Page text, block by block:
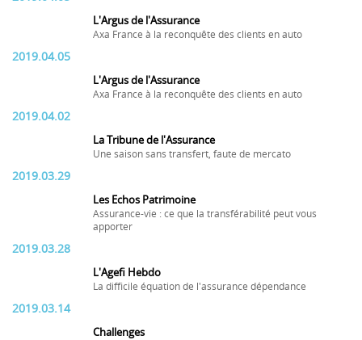
L'Argus de l'Assurance
Axa France à la reconquête des clients en auto
2019.04.05
L'Argus de l'Assurance
Axa France à la reconquête des clients en auto
2019.04.02
La Tribune de l'Assurance
Une saison sans transfert, faute de mercato
2019.03.29
Les Echos Patrimoine
Assurance-vie : ce que la transférabilité peut vous
apporter
2019.03.28
L'Agefi Hebdo
La difficile équation de l'assurance dépendance
2019.03.14
Challenges